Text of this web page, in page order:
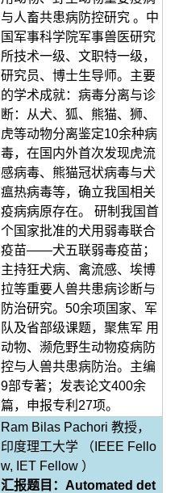
与人畜共患病防控研究 。中
国军事科学院军事兽医研究
所技术一级、文职特一级，
研究员、博士生导师。主要
的学术成就：病毒分离与诊
断：从犬、狐、熊猫、狮、
虎等动物分离鉴定10余种病
毒，在国内外首次发现虎流
感病毒、熊猫冠状病毒与犬
瘟热病毒等，确立我国相关
疫病病原存在。 研制我国首
个国家批准的犬用弱毒联合
疫苗——犬五联弱毒疫苗；
主持狂犬病、禽流感、埃博
拉等重要人兽共患病诊断与
防治研究。50余项国家、军
队及省部级课题，聚焦军 用
动物、濒危野生动物疫病防
控与人兽共患病防治。主编
9部专著；发表论文400余
篇，申报专利27项。
Ram Bilas Pachori 教授，
印度理工大学 （IEEE Fello
w, IET Fellow ）
汇报题目：Automated det